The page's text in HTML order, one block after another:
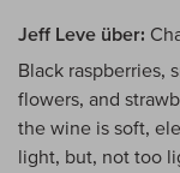
Jeff Leve über:
Black raspberries,
flowers, and
the wine is soft,
light, but, not too